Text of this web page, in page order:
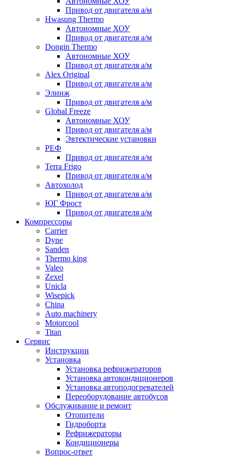
Привод от двигателя а/м
Hwasung Thermo
Автономные ХОУ
Привод от двигателя а/м
Dongin Thermo
Автономные ХОУ
Привод от двигателя а/м
Alex Original
Привод от двигателя а/м
Элинж
Привод от двигателя а/м
Global Freeze
Автономные ХОУ
Привод от двигателя а/м
Эвтектические установки
РЕФ
Привод от двигателя а/м
Terra Frigo
Привод от двигателя а/м
Автохолод
Привод от двигателя а/м
ЮГ Фрост
Привод от двигателя а/м
Компрессоры
Carrier
Dyne
Sanden
Thermo king
Valeo
Zexel
Unicla
Wisepick
China
Auto machinery
Motorcool
Titan
Сервис
Инструкции
Установка
Установка рефрижераторов
Установка автокондиционеров
Установка автоподогревателей
Переоборудование автобусов
Обслуживание и ремонт
Отопители
Гидроборта
Рефрижераторы
Кондиционеры
Вопрос-ответ